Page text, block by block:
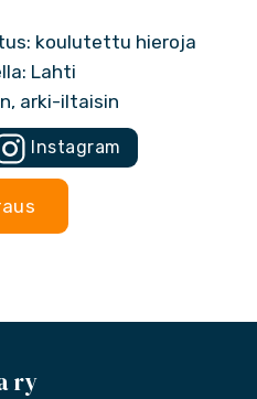
koulutettu hieroja
Lahti
arki-iltaisin
Instagram
ry